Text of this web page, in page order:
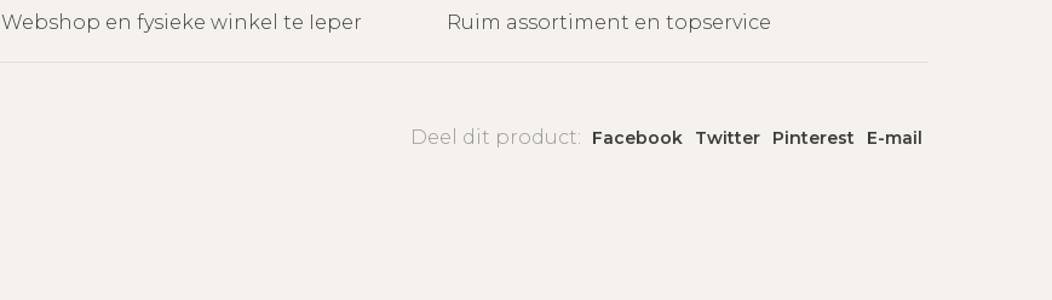
Webshop en fysieke winkel te Ieper Ruim assortiment en topservice
Deel dit product: Facebook Twitter Pinterest E-mail